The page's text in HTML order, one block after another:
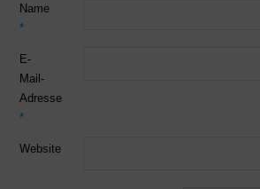
Name
*
E-
Mail-
Adresse
*
Website